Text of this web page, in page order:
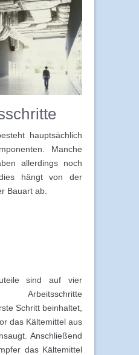
hauptsächlich
Manche
allerdings noch
hängt von der
Bauart ab.
sind auf vier
Arbeitsschritte
Schritt beinhaltet,
das Kältemittel aus
Anschließend
das Kältemittel